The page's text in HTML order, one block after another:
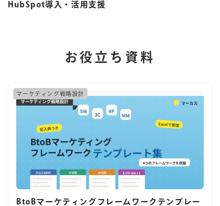
HubSpot導入・活用支援
お役立ち資料
マーケティング戦略設計
BtoBマーケティングフレームワークテンプレー